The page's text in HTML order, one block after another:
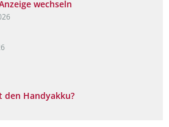
wechseln
den Handyakku?